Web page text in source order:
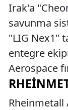
Irak'a
savunma
"LIG Nex1"
entegre
Aerospace
Rheinmetall